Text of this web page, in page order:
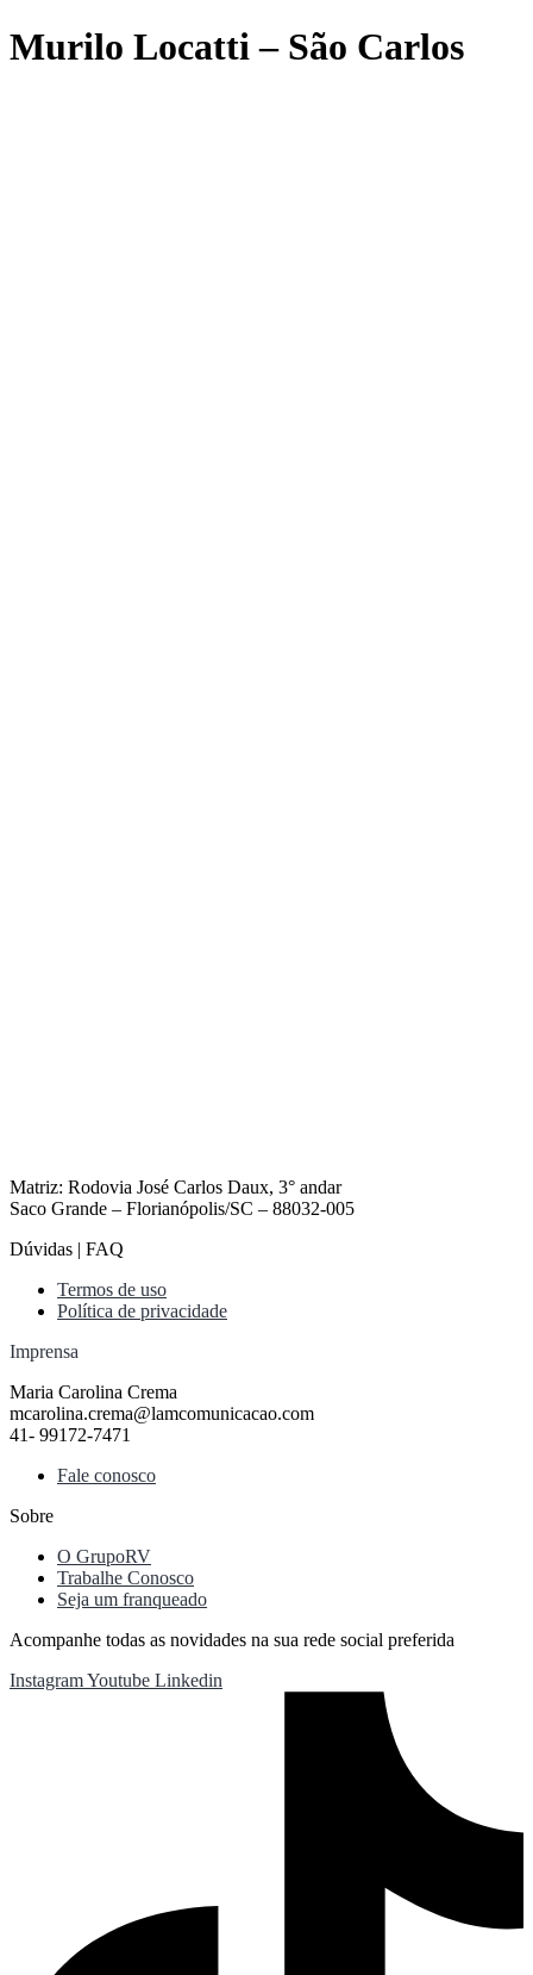
Murilo Locatti – São Carlos
Matriz: Rodovia José Carlos Daux, 3° andar
Saco Grande – Florianópolis/SC – 88032-005
Dúvidas | FAQ
Termos de uso
Política de privacidade
Imprensa
Maria Carolina Crema
mcarolina.crema@lamcomunicacao.com
41- 99172-7471
Fale conosco
Sobre
O GrupoRV
Trabalhe Conosco
Seja um franqueado
Acompanhe todas as novidades na sua rede social preferida
InstagramYoutube Linkedin